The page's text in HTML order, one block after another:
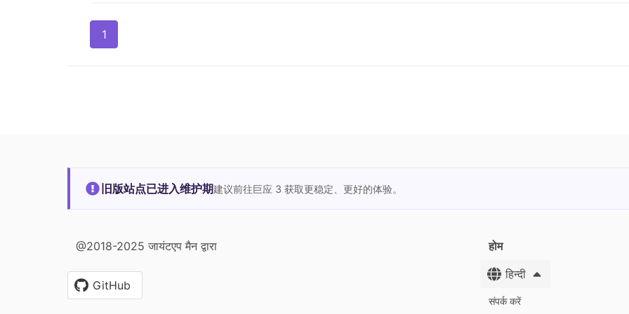
1
旧版站点已进入维护期建议前往巨应 3 获取更稳定、更好的体验。
@2018-2025 जायंटएप मैन द्वारा
GitHub
होम
हिन्दी
संपर्क करें